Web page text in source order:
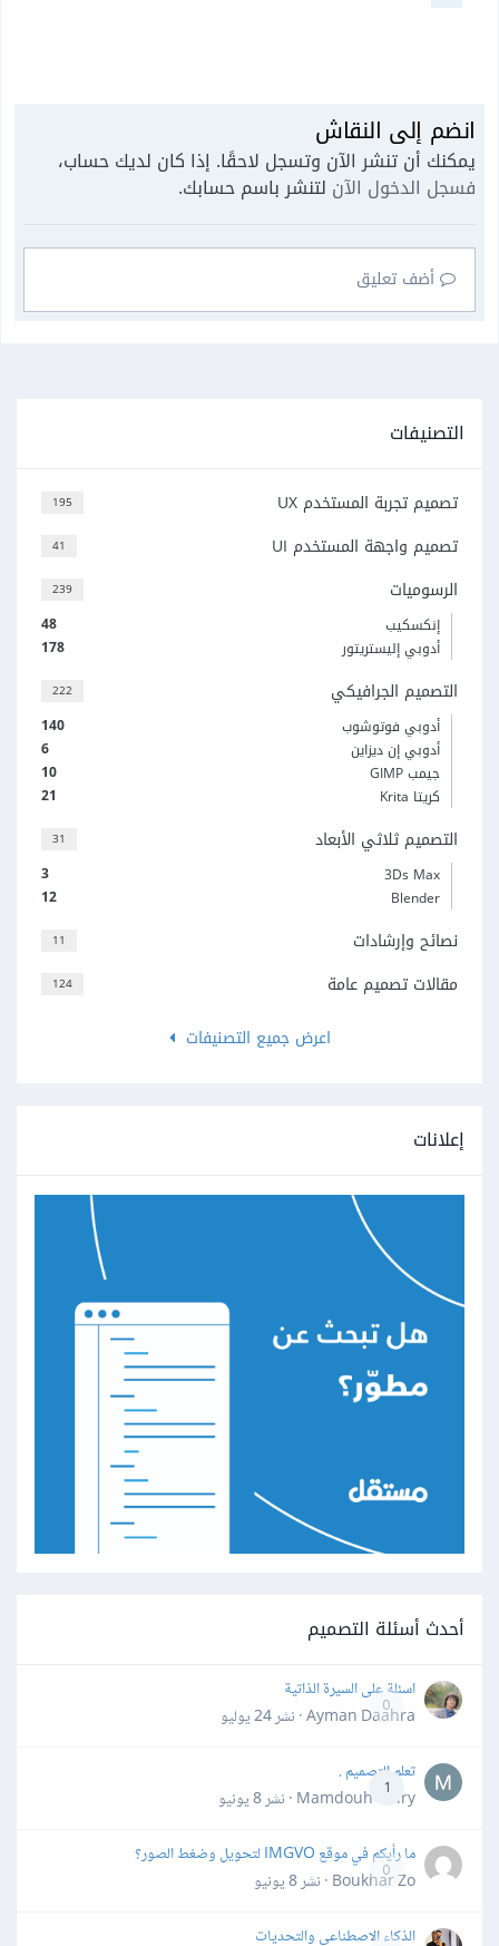
انضم إلى النقاش
يمكنك أن تنشر الآن وتسجل لاحقًا. إذا كان لديك حساب،
فسجل الدخول الآن لتنشر باسم حسابك.
أضف تعليق
التصنيفات
195 تصميم تجربة المستخدم UX
41 تصميم واجهة المستخدم UI
239 الرسوميات
48
إنكسكيب
178
أدوبي إليستريتور
222 التصميم الجرافيكي
140
أدوبي فوتوشوب
6
أدوبي إن ديزاين
10
جيمب GIMP
21
كريتا Krita
31 التصميم ثلاثي الأبعاد
3
3Ds Max
12
Blender
11 نصائح وإرشادات
124
مقالات تصميم عامة
اعرض جميع التصنيفات
إعلانات
أحدث أسئلة التصميم
0
اسئلة على السيرة الذاتية
Ayman Daahra · نشر
24 يوليو
1
تعلم التصميم .
Mamdouh Khiry · نشر
8 يونيو
0
ما رأيكم في موقع IMGVO لتحويل وضغط الصور؟
Boukhar Zo · نشر
8 يونيو
الذكاء الاصطناعي والتحديات